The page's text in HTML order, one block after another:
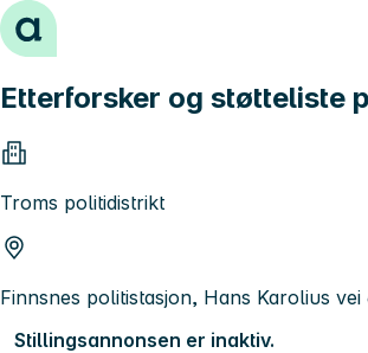
Hopp til innhold
Etterforsker og støtteliste
Troms politidistrikt
Finnsnes politistasjon, Hans Karolius
Stillingsannonsen er inaktiv.